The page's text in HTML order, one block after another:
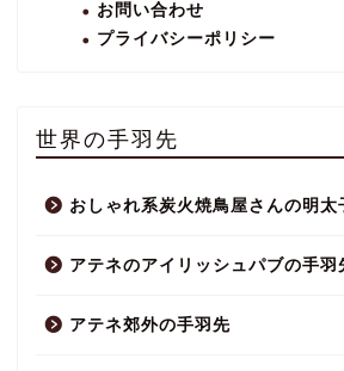
お問い合わせ
プライバシーポリシー
世界の手羽先
おしゃれ系炭火焼鳥屋さんの明太
アテネのアイリッシュパブの手羽
アテネ郊外の手羽先